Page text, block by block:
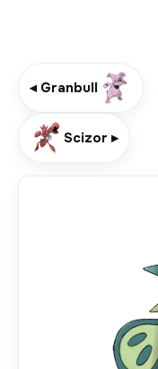
◂ Granbull
Scizor ▸